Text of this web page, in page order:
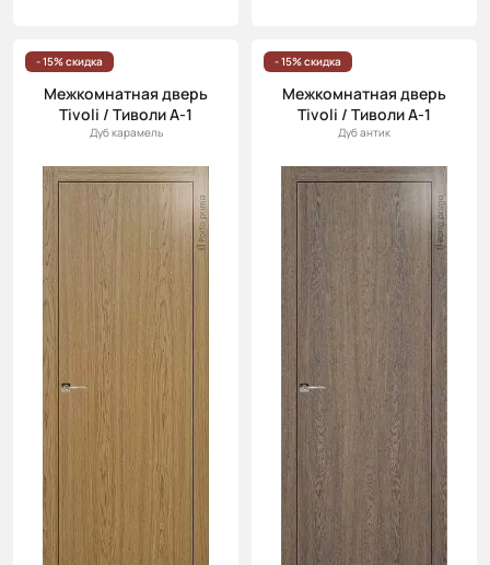
- 15% скидка
Межкомнатная дверь
Tivoli / Тиволи А-1
Дуб карамель
- 15% скидка
Межкомнатная дверь
Tivoli / Тиволи А-1
Дуб антик